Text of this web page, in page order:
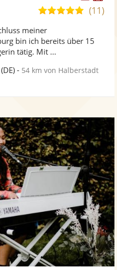
5,0(11)
meiner
bin ich bereits über 15
tätig. Mit ...
(DE) - 54 km von Halberstadt